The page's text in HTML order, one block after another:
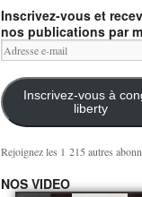
Inscrivez-vous et
nos publications par
Adresse
e-
mail
Inscrivez-vous à
liberty
Rejoignez les 1 215 autres
NOS VIDEO